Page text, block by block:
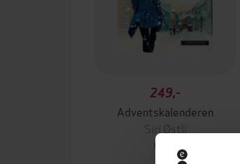
249,-
Adventskalenderen
Siri Østli
EBOK